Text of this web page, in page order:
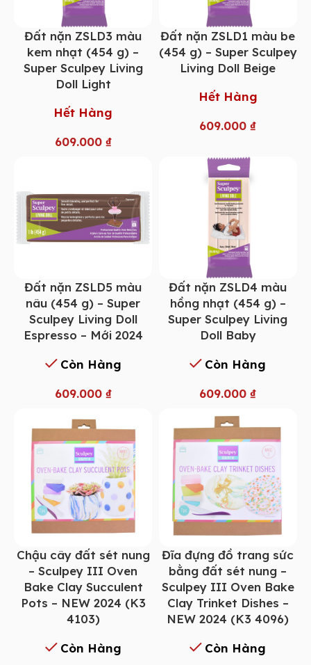
Đất nặn ZSLD3 màu
kem nhạt (454 g) –
Super Sculpey Living
Doll Light
Hết Hàng
609.000 ₫
Đất nặn ZSLD1 màu be
(454 g) – Super Sculpey
Living Doll Beige
Hết Hàng
609.000₫
Đất nặn ZSLD5 màu
nâu (454 g) – Super
Sculpey Living Doll
Espresso – Mới 2024
Còn Hàng
609.000 ₫
Đất nặn ZSLD4 màu
hồng nhạt (454 g) –
Super Sculpey Living
Doll Baby
Còn Hàng
609.000₫
Chậu cây đất sét nung
– Sculpey III Oven
Bake Clay Succulent
Pots – NEW 2024 (K3
4103)
Còn Hàng
Đĩa đựng đồ trang sức
bằng đất sét nung –
Sculpey III Oven Bake
Clay Trinket Dishes –
NEW 2024 (K3 4096)
Còn Hàng